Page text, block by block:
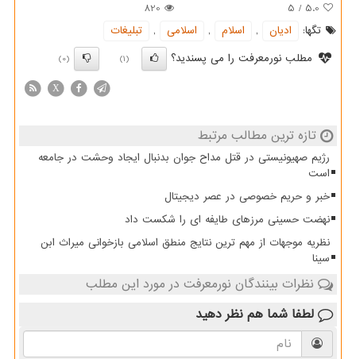
5.0
/
5
820
تگها:
ادیان , اسلام , اسلامی ,
تبلیغات
مطلب نورمعرفت را می پسندید؟
(1)
(0)
X
تازه ترین مطالب مرتبط
رژیم صهیونیستی در قتل مداح جوان بدنبال ایجاد وحشت در جامعه
است
خبر و حریم خصوصی در عصر دیجیتال
نهضت حسینی مرزهای طایفه ای را شکست داد
نظریه موجهات از مهم ترین نتایج منطق اسلامی بازخوانی میراث ابن
سینا
نظرات بینندگان نورمعرفت در مورد این مطلب
لطفا شما هم نظر دهید